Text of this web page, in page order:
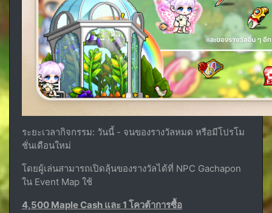
ระยะเวลากิจกรรม: วันนี้ - จนของรางวัลหมด หรือมีโปรโม
ชั่นเดือนใหม่
โดยผู้เล่นสามารถเปิดลุ้นของรางวัลได้ที่ NPC Gachapon
ใน Event Map ใช้
4,500 Maple Cash และ 1 โควต้าการซื้อ